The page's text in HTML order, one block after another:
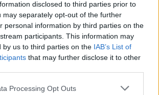
disclosed to third parties prior to
may separately opt-out of the further
personal information by third parties on the
participants. This information may
by us to third parties on the IAB’s List of
that may further disclose it to other
Processing Opt Outs
(traagwerkend)
deze pagina zijn door de gebruikers
gelezen en aangepast alvorens